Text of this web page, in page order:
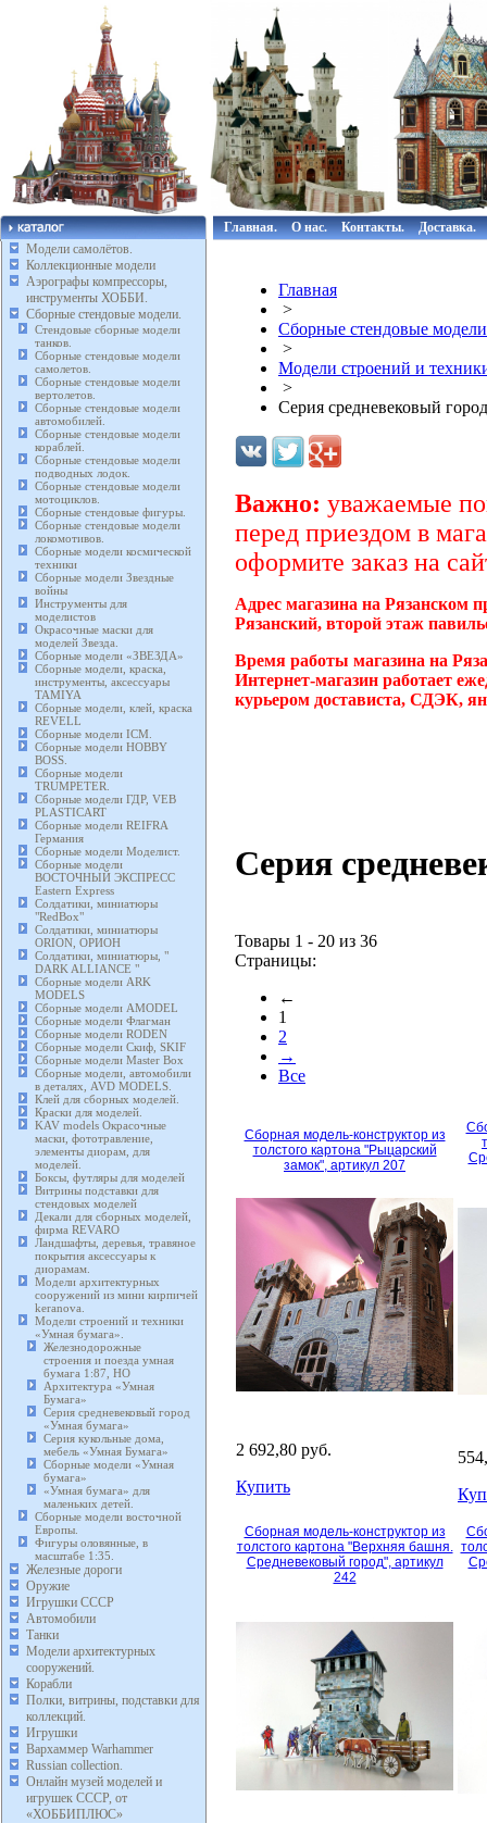
Модели самолётов.
Коллекционные модели
Аэрографы компрессоры,
инструменты ХОББИ.
Сборные стендовые модели.
Стендовые сборные модели
танков.
Сборные стендовые модели
самолетов.
Сборные стендовые модели
вертолетов.
Сборные стендовые модели
автомобилей.
Сборные стендовые модели
кораблей.
Сборные стендовые модели
подводных лодок.
Сборные стендовые модели
мотоциклов.
Сборные стендовые фигуры.
Сборные стендовые модели
локомотивов.
Сборные модели космической
техники
Сборные модели Звездные
войны
Инструменты для
моделистов
Окрасочные маски для
моделей Звезда.
Сборные модели «ЗВЕЗДА»
Сборные модели, краска,
инструменты, аксессуары
TAMIYA
Сборные модели, клей, краска
REVELL
Сборные модели ICM.
Сборные модели HOBBY
BOSS.
Сборные модели
TRUMPETER.
Сборные модели ГДР, VEB
PLASTICART
Сборные модели REIFRA
Германия
Сборные модели Моделист.
Сборные модели
ВОСТОЧНЫЙ ЭКСПРЕСС
Eastern Express
Солдатики, миниатюры
"RedBox"
Солдатики, миниатюры
ORION, ОРИОН
Солдатики, миниатюры, "
DARK ALLIANCE "
Сборные модели ARK
MODELS
Сборные модели AMODEL
Сборные модели Флагман
Сборные модели RODEN
Сборные модели Скиф, SKIF
Сборные модели Master Box
Сборные модели, автомобили
в деталях, AVD MODELS.
Клей для сборных моделей.
Краски для моделей.
KAV models Окрасочные
маски, фототравление,
элементы диорам, для
моделей.
Боксы, футляры для моделей
Витрины подставки для
стендовых моделей
Декали для сборных моделей,
фирма REVARO
Ландшафты, деревья, травяное
покрытия аксессуары к
диорамам.
Модели архитектурных
сооружений из мини кирпичей
keranova.
Модели строений и техники
«Умная бумага».
Железнодорожные
строения и поезда умная
бумага 1:87, HO
Архитектура «Умная
Бумага»
Серия средневековый город
«Умная бумага»
Серия кукольные дома,
мебель «Умная Бумага»
Сборные модели «Умная
бумага»
«Умная бумага» для
маленьких детей.
Сборные модели восточной
Европы.
Фигуры оловянные, в
масштабе 1:35.
Железные дороги
Оружие
Игрушки СССР
Автомобили
Танки
Модели архитектурных
сооружений.
Корабли
Полки, витрины, подставки для
коллекций.
Игрушки
Вархаммер Warhammer
Russian collection.
Онлайн музей моделей и
игрушек СССР, от
«ХОББИПЛЮС»
Главная. О нас. Контакты. Доставка.
Главная
>
Сборные стендовые
>
Модели строений и
>
Серия средневековый
Важно: уважаемые
перед приездом в
оформите заказ на
Адрес магазина на Рязанском
Рязанский, второй этаж
Время работы магазина на
Интернет-магазин работает
курьером достависта, СДЭК,
Серия
Товары 1 - 20 из 36
Страницы:
←
1
2
→
Все
Сборная модель-конструктор из
толстого картона "Рыцарский
замок", артикул 207
2 692,80 руб.
Купить
Сборная модель-конструктор из
толстого картона "Верхняя башня.
Средневековый город", артикул
242